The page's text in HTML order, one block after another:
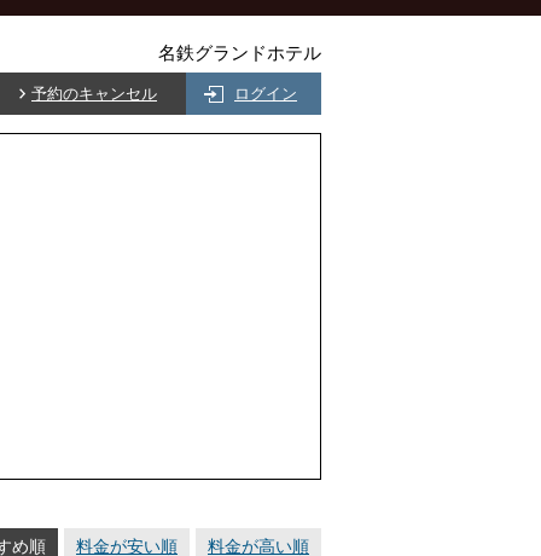
名鉄グランドホテル
予約のキャンセル ログイン
め順 料金が安い順 料金が高い順